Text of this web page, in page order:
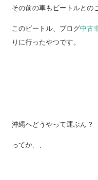
走行のアルト！ 2 N-WGN
ズ！車内が広い！ 3 アル...
その前の車もビートルとの
このビートル、ブログ中古
りに行ったやつです。
沖縄へどうやって運ぶん？
ってか、、